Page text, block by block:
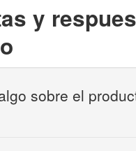
y
sobre el